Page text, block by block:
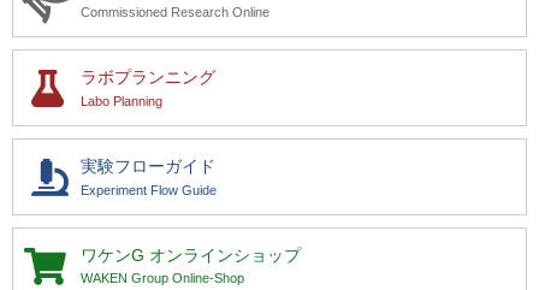
Commissioned Research Online
ラボプランニング
Labo Planning
実験フローガイド
Experiment Flow Guide
ワケンG オンラインショップ
WAKEN Group Online-Shop